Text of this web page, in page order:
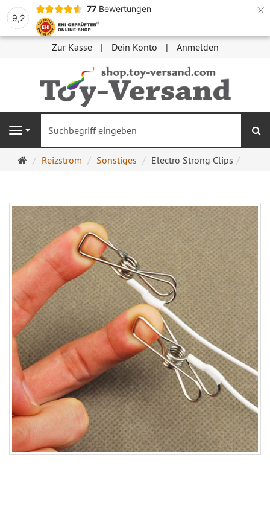
9,2
77 Bewertungen ×
Zur Kasse Dein Konto Anmelden
Navigation
Startseite
Reizstrom Sonstiges Electro Strong Clips